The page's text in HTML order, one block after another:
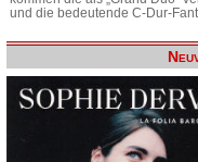
und die bedeutende C-Dur-